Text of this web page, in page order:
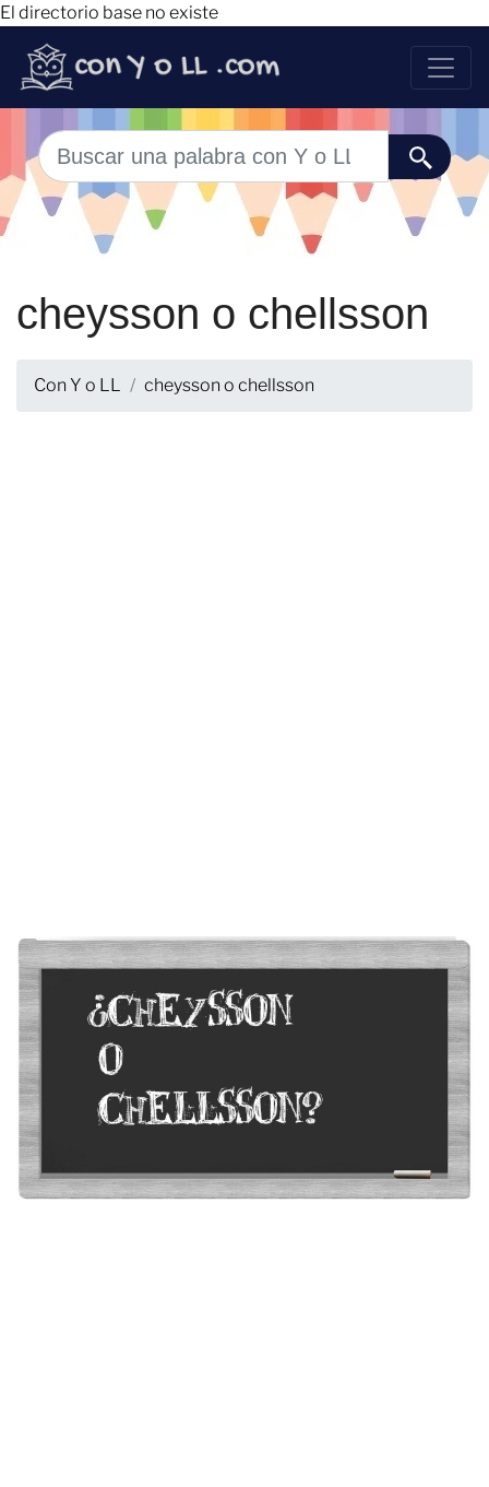
El directorio base no existe
cheysson o chellsson
Con Y o LL cheysson o chellsson